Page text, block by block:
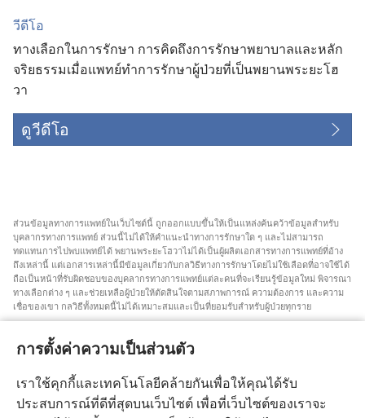
การตั้งค่าความเป็นส่วนตัว
เราใช้คุกกี้และเทคโนโลยีคล้ายกันเพื่อให้คุณได้รับ
ประสบการณ์ที่ดีที่สุดบนเว็บไซต์ เพื่อที่เว็บไซต์ของเราจะ
วีดีโอ
ทางเลือกในการรักษา การคิดถึงการรักษาพยาบาลและหลัก
จริยธรรมเมื่อแพทย์ทำการรักษาผู้ป่วยที่เป็นพยานพระยะโฮ
วา
ดูวีดีโอ
ส่วน​ข้อมูล​ทาง​การ​แพทย์​ใน​เว็บไซต์​นี้ ถูก​ออก​แบบ​ขึ้น​ให้​เป็น​แหล่ง​ค้นคว้า​ข้อมูล​สำหรับ​
บุคลากร​ทาง​การ​แพทย์ ส่วน​นี้​ไม่​ได้​ให้​คำ​แนะ​นำ​ทาง​การ​รักษา​ใด ๆ และ​ไม่​สามารถ​
ทดแทน​การ​ไป​พบ​แพทย์​ได้ พยาน​พระ​ยะโฮวา​ไม่​ได้​เป็น​ผู้​ผลิต​เอกสาร​ทาง​การ​แพทย์​ที่​อ้าง​
ถึง​เหล่า​นี้ แต่​เอกสาร​เหล่า​นี้​มี​ข้อมูล​เกี่ยว​กับ​กลวิธี​ทาง​การ​รักษา​โดย​ไม่​ใช้​เลือด​ที่​อาจ​ใช้​ได้
ถือ​เป็น​หน้า​ที่​รับผิดชอบ​ของ​บุคลากร​ทาง​การ​แพทย์​แต่​ละ​คน​ที่​จะ​เรียน​รู้​ข้อมูล​ใหม่ พิจารณา​
ทาง​เลือก​ต่าง ๆ และ​ช่วยเหลือ​ผู้​ป่วย​ให้​ตัดสิน​ใจ​ตาม​สภาพการณ์ ความ​ต้องการ และ​ความ​
เชื่อ​ของ​เขา กลวิธี​ทั้ง​หมด​นี้​ไม่​ได้​เหมาะ​สม​และ​เป็น​ที่​ยอม​รับ​สำหรับ​ผู้​ป่วย​ทุก​ราย
สภาพการณ์​และ​วิธี​การ​รักษา​ของ​คุณ คุณ​ต้อง​ไป​พบ​แพทย์​ถ้า​รู้สึก​ว่า​ตัว​เอง​ป่วย